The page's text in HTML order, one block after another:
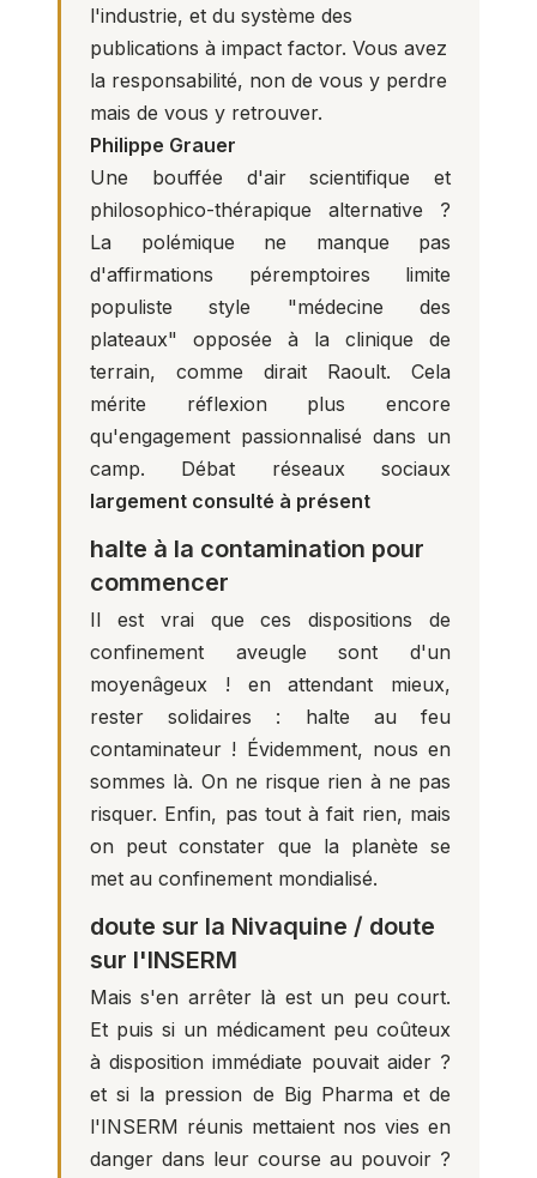
l'industrie, et du système des
publications à impact factor. Vous avez
la responsabilité, non de vous y perdre
mais de vous y retrouver.
Philippe Grauer
Une bouffée d'air scientifique et
philosophico-thérapique alternative ?
La polémique ne manque pas
d'affirmations péremptoires limite
populiste style "médecine des
plateaux" opposée à la clinique de
terrain, comme dirait Raoult. Cela
mérite réflexion plus encore
qu'engagement passionnalisé dans un
camp. Débat réseaux sociaux
largement consulté à présent
halte à la contamination pour
commencer
Il est vrai que ces dispositions de
confinement aveugle sont d'un
moyenâgeux ! en attendant mieux,
rester solidaires : halte au feu
contaminateur ! Évidemment, nous en
sommes là. On ne risque rien à ne pas
risquer. Enfin, pas tout à fait rien, mais
on peut constater que la planète se
met au confinement mondialisé.
doute sur la Nivaquine / doute
sur l'INSERM
Mais s'en arrêter là est un peu court.
Et puis si un médicament peu coûteux
à disposition immédiate pouvait aider ?
et si la pression de Big Pharma et de
l'INSERM réunis mettaient nos vies en
danger dans leur course au pouvoir ?